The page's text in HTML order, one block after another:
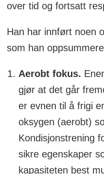
over tid og fortsatt
Han har innført noen
som han
Aerobt fokus.
gjør at det går
er evnen til å frigi
oksygen (aerobt)
Kondisjonstrening
sikre egenskaper
kapasiteten best